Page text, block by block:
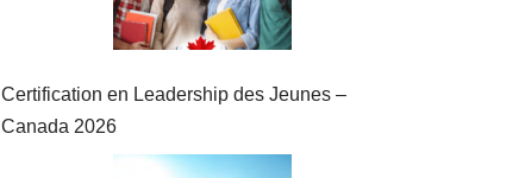
Certification en Leadership des Jeunes –
Canada 2026